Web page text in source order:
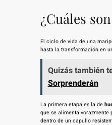
¿Cuáles
El ciclo de vida de una
hasta la transformación en
Quizás también
Sorprenderán
La primera etapa es la de
que se alimenta
dentro de un capullo